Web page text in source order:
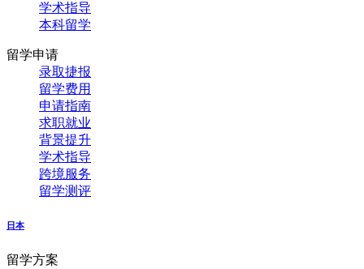
学术指导
本科留学
留学申请
录取捷报
留学费用
申请指南
求职就业
背景提升
学术指导
跨境服务
留学测评
日本
留学方案